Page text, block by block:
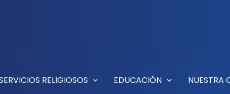
RELIGIOSOS EDUCACIÓN NUESTRA